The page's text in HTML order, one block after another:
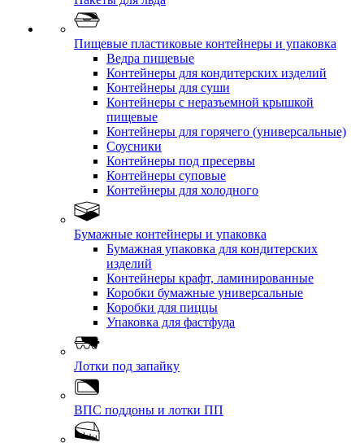
Пищевые пластиковые контейнеры и упаковка
Ведра пищевые
Контейнеры для кондитерских изделий
Контейнеры для суши
Контейнеры с неразъемной крышкой
пищевые
Контейнеры для горячего (универсальные)
Соусники
Контейнеры под пресервы
Контейнеры суповые
Контейнеры для холодного
Бумажные контейнеры и упаковка
Бумажная упаковка для кондитерских
изделий
Контейнеры крафт, ламинированные
Коробки бумажные универсальные
Коробки для пиццы
Упаковка для фастфуда
Лотки под запайку
ВПС поддоны и лотки ПП